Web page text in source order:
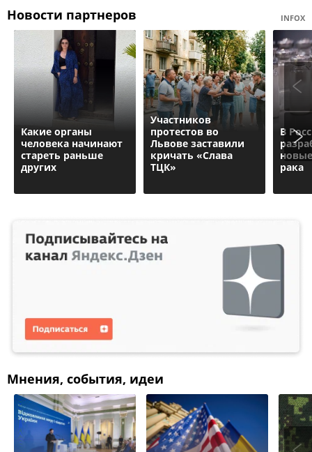
Новости партнеров INFOX
Какие органы
человека начинают
стареть раньше
других
Участников
протестов во
Львове заставили
кричать «Слава
ТЦК»
В
рака
Мнения, события, идеи